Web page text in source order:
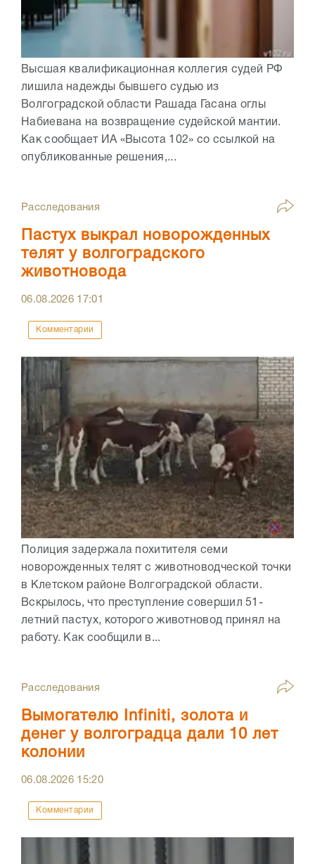
Высшая квалификационная коллегия судей РФ
лишила надежды бывшего судью из
Волгоградской области Рашада Гасана оглы
Набиевана на возвращение судейской мантии.
Как сообщает ИА «Высота 102» со ссылкой на
опубликованные решения,...
Расследования
Пастух выкрал новорожденных
телят у волгоградского
животновода
06.08.2026 17:01
Комментарии
Полиция задержала похитителя семи
новорожденных телят с животноводческой точки
в Клетском районе Волгоградской области.
Вскрылось, что преступление совершил 51-
летний пастух, которого животновод принял на
работу. Как сообщили в...
Расследования
Вымогателю Infiniti, золота и
денег у волгоградца дали 10 лет
колонии
06.08.2026 15:20
Комментарии